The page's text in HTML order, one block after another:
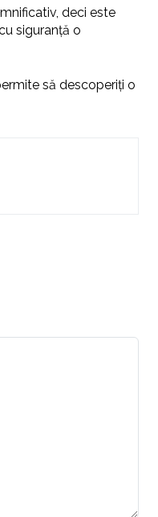
deci este
siguranță o
să descoperiți o